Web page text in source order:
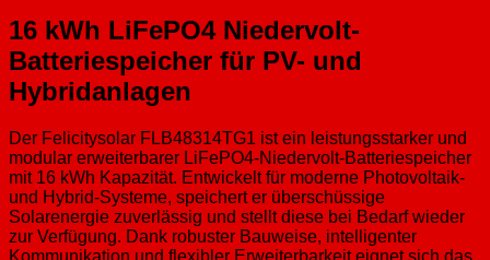
16 kWh LiFePO4 Niedervolt-
Batteriespeicher für PV- und
Hybridanlagen
Der Felicitysolar FLB48314TG1 ist ein leistungsstarker und
modular erweiterbarer LiFePO4-Niedervolt-Batteriespeicher
mit 16 kWh Kapazität. Entwickelt für moderne Photovoltaik-
und Hybrid-Systeme, speichert er überschüssige
Solarenergie zuverlässig und stellt diese bei Bedarf wieder
zur Verfügung. Dank robuster Bauweise, intelligenter
Kommunikation und flexibler Erweiterbarkeit eignet sich das